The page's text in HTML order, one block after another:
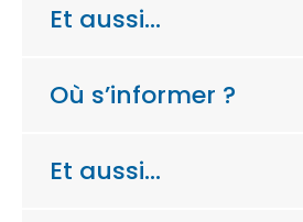
Et aussi…
Où s’informer ?
Et aussi…